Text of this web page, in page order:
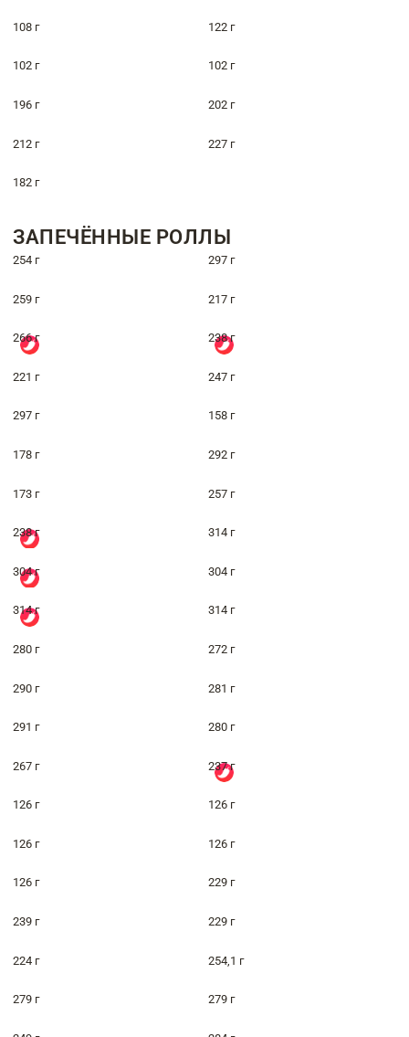
108 г 122 г
102 г 102 г
196 г 202 г
212 г 227 г
182 г
ЗАПЕЧЁННЫЕ РОЛЛЫ
254 г 297 г
259 г 217 г
266 г 238 г
221 г 247 г
297 г 158 г
178 г 292 г
173 г 257 г
238 г 314 г
304 г 304 г
314 г 314 г
280 г 272 г
290 г 281 г
291 г 280 г
267 г 237 г
126 г 126 г
126 г 126 г
126 г 229 г
239 г 229 г
224 г 254,1 г
279 г 279 г